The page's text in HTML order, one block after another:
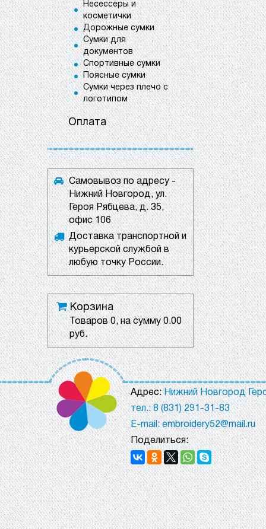
Несессеры и
косметички
Дорожные сумки
Сумки для
документов
Спортивные сумки
Поясные сумки
Сумки через плечо с
логотипом
Оплата
Самовывоз по адресу -
Нижний Новгород, ул.
Героя Рябцева, д. 35,
офис 106
Доставка транспортной и
курьерской службой в
любую точку России.
Корзина
Товаров0, на сумму0.00
руб.
Адрес:Нижний Новгород
тел.: 8 (831) 291-31-83
E-mail: embroidery52@mail.ru
Поделиться: